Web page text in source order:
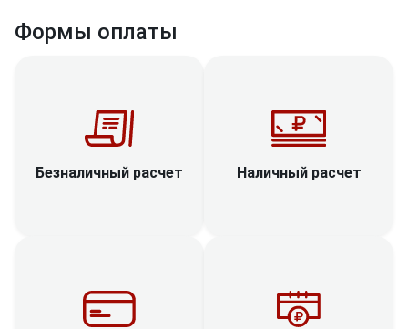
Формы оплаты
Безналичный расчет Наличный расчет